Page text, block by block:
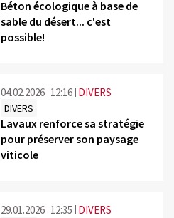
Béton écologique à base de
sable du désert... c'est
possible!
04.02.2026 12:16 DIVERS
DIVERS
Lavaux renforce sa stratégie
pour préserver son paysage
viticole
29.01.2026 12:35 DIVERS